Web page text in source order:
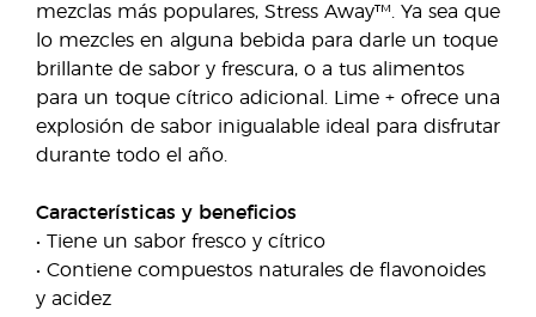
mezclas más populares, Stress Away™. Ya sea que
lo mezcles en alguna bebida para darle un toque
brillante de sabor y frescura, o a tus alimentos
para un toque cítrico adicional. Lime + ofrece una
explosión de sabor inigualable ideal para disfrutar
durante todo el año.
Características y beneficios
• Tiene un sabor fresco y cítrico
• Contiene compuestos naturales de flavonoides
y acidez